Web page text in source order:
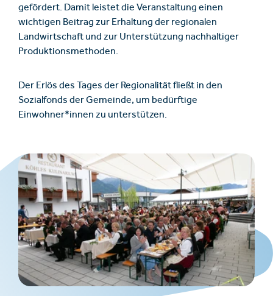
gefördert. Damit leistet die Veranstaltung einen
wichtigen Beitrag zur Erhaltung der regionalen
Landwirtschaft und zur Unterstützung nachhaltiger
Produktionsmethoden.
Der Erlös des Tages der Regionalität fließt in den
Sozialfonds der Gemeinde, um bedürftige
Einwohner*innen zu unterstützen.